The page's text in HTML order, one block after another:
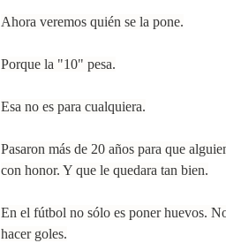
Ahora veremos quién se la pone.
Porque la "10" pesa.
Esa no es para cualquiera.
Pasaron más de 20 años para que
con honor. Y que le quedara tan bien.
En el fútbol no sólo es poner huevos.
hacer goles.